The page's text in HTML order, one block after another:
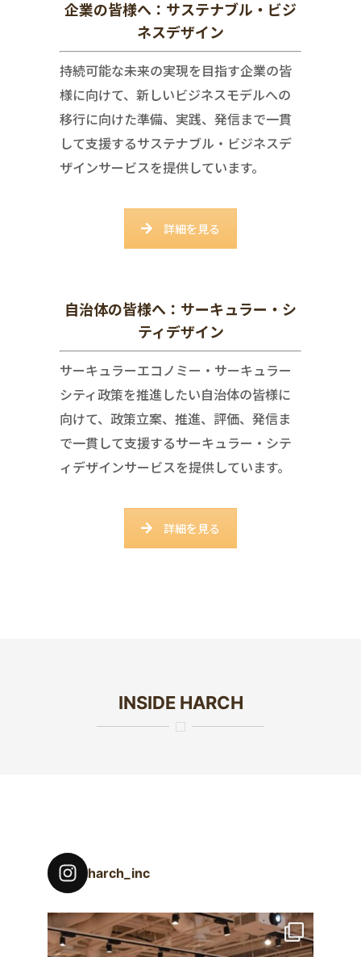
企業の皆様へ：サステナブル・ビジ
ネスデザイン
持続可能な未来の実現を目指す企業の皆
様に向けて、新しいビジネスモデルへの
移行に向けた準備、実践、発信まで一貫
して支援するサステナブル・ビジネスデ
ザインサービスを提供しています。
詳細を見る
自治体の皆様へ：サーキュラー・シ
ティデザイン
サーキュラーエコノミー・サーキュラー
シティ政策を推進したい自治体の皆様に
向けて、政策立案、推進、評価、発信ま
で一貫して支援するサーキュラー・シテ
ィデザインサービスを提供しています。
詳細を見る
INSIDE HARCH
harch_inc